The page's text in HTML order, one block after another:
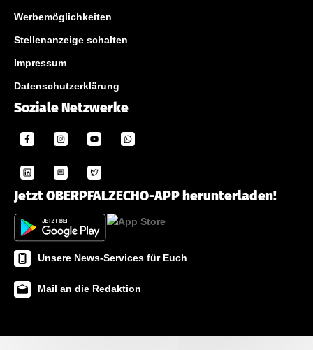
Werbemöglichkeiten
Stellenanzeige schalten
Impressum
Datenschutzerklärung
Soziale Netzwerke
Jetzt OBERPFALZECHO-APP herunterladen!
Unsere News-Services für Euch
Mail an die Redaktion